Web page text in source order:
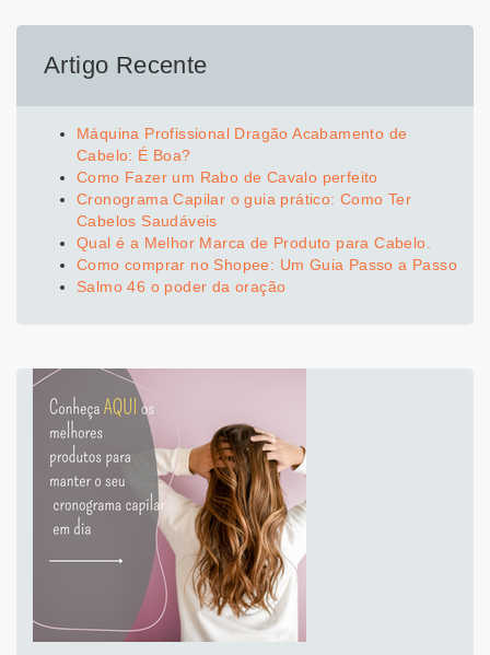
Artigo Recente
Máquina Profissional Dragão Acabamento de
Cabelo: É Boa?
Como Fazer um Rabo de Cavalo perfeito
Cronograma Capilar o guia prático: Como Ter
Cabelos Saudáveis
Qual é a Melhor Marca de Produto para Cabelo.
Como comprar no Shopee: Um Guia Passo a Passo
Salmo 46 o poder da oração